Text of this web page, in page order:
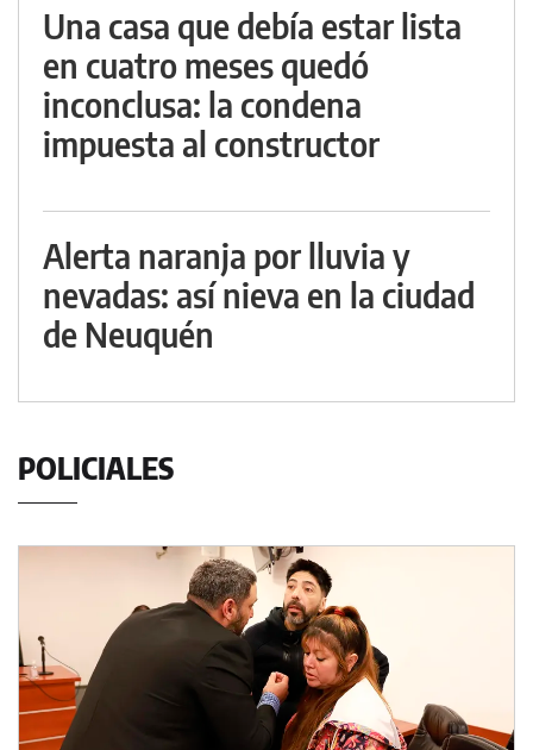
Una casa que debía estar lista
en cuatro meses quedó
inconclusa: la condena
impuesta al constructor
Alerta naranja por lluvia y
nevadas: así nieva en la ciudad
de Neuquén
POLICIALES